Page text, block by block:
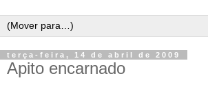
terça-feira, 14 de abril de 2009
Apito encarnado